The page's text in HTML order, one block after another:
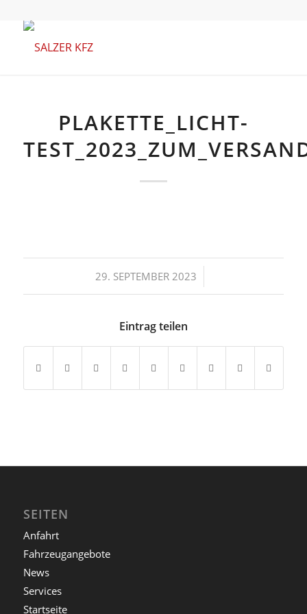
PLAKETTE_LICHT-
29. SEPTEMBER 2023
/
Eintrag teilen
SEITEN
Anfahrt
Fahrzeugangebote
News
Services
Startseite